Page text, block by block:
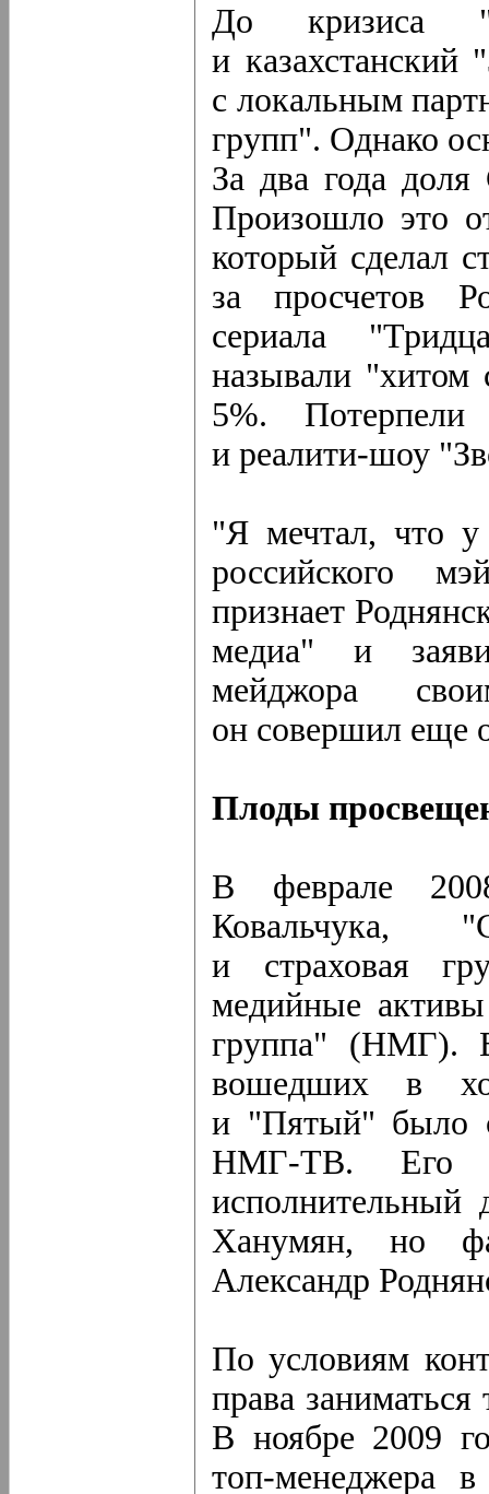
До кризиса
и казахстанский
с локальным
групп". Однако
За два года
Произошло это
который сделал
за просчетов
сериала
называли "хитом
5%.
и реалити-шоу
"Я мечтал, что у
российского
признает
медиа" и
мейджора
он совершил еще
Плоды
В феврале
Ковальчука,
и страховая
медийные
группа" (НМГ).
вошедших в
и "Пятый" было
НМГ-ТВ. Его
Ханумян, но
Александр
По условиям
права заниматься
В ноябре 2009
топ-менеджера